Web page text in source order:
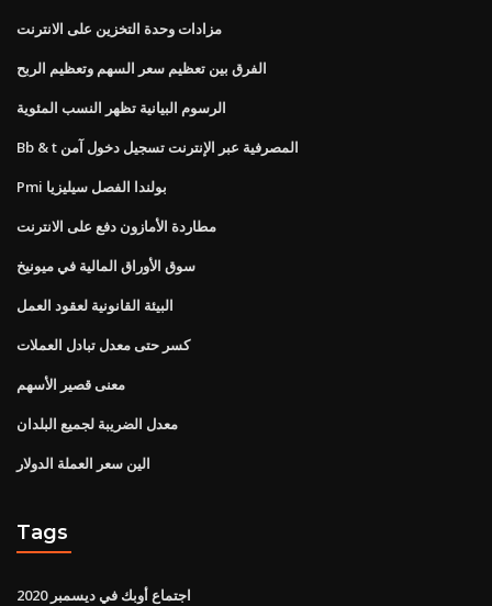
مزادات وحدة التخزين على الانترنت
الفرق بين تعظيم سعر السهم وتعظيم الربح
الرسوم البيانية تظهر النسب المئوية
Bb & t المصرفية عبر الإنترنت تسجيل دخول آمن
Pmi بولندا الفصل سيليزيا
مطاردة الأمازون دفع على الانترنت
سوق الأوراق المالية في ميونيخ
البيئة القانونية لعقود العمل
كسر حتى معدل تبادل العملات
معنى قصير الأسهم
معدل الضريبة لجميع البلدان
الين سعر العملة الدولار
Tags
اجتماع أوبك في ديسمبر 2020